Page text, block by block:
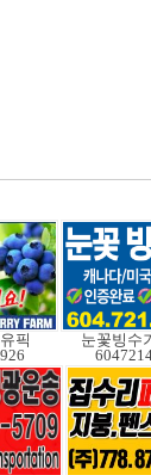
픽
눈꽃빙수